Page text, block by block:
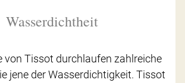
Wasserdichtheit
von Tissot durchlaufen zahlreiche
jene der Wasserdichtigkeit. Tissot